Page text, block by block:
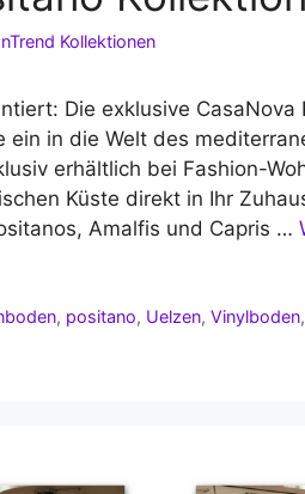
Kollektionen
Die exklusive CasaNova
ein in die Welt des
erhältlich bei Fashion-
Küste direkt in Ihr
Amalfis und Capris …
, positano, Uelzen,Vinylboden